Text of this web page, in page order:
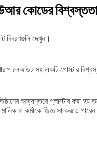
কোডের
দেখুন।
লেআউট সহ একটি পোস্টার
অভ্যন্তরে প্লাস্টার করা
বা কর্মীকে জিজ্ঞাসা করতে